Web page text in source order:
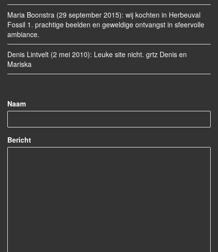
Maria Boonstra (29 september 2015): wij kochten in Herbeuval
Fossil 1. prachtige beelden en geweldige ontvangst in sfeervolle
ambiance.
Denis Lintvelt (2 mei 2010): Leuke site nicht. grtz Denis en
Mariska
Naam
Bericht